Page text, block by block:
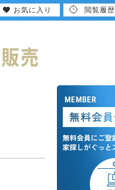
お気に入り 閲覧履歴